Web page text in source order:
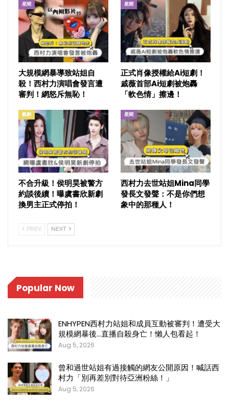
星聞
大規模網暴導致站姐自
殺！西村力演唱會發言遭
審判！網怒斥無恥！
星聞
正式肖像授權給Ai短劇！
戚薇首部Ai短劇被炮轟
「軟色情」擦邊！
戲劇
不合升級！侯明昊被警方
約談後續！曝虞書欣新劇
換男主正式停拍！
星聞
西村力去世站姐Mina同學
發長文發聲：不是你們想
象中的那種人！
PREV NEXT
Popular Now
ENHYPEN西村力站姐和成員互動被審判！遭受大
規模網暴後…直播自殺身亡！懶人包看起！
Aug 5, 2026
曾和過世站姐有過接觸的網友公開原因！喊話西
村力「別再差別對待亞洲粉絲！」
Aug 5, 2026